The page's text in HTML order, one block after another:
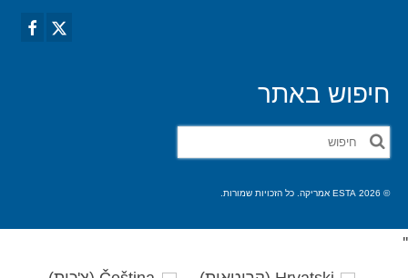
חיפוש באתר
חפש
את:
© 2026 ESTA אמריקה. כל הזכויות שמורות.
'
'